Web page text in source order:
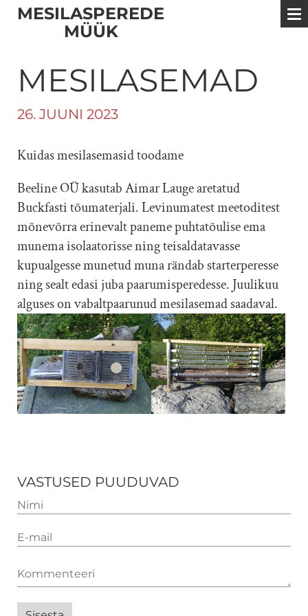
MESILASPEREDE
MÜÜK
MESILASEMAD
26. JUUNI 2023
Kuidas mesilasemasid toodame
Beeline OÜ kasutab Aimar Lauge aretatud
Buckfasti tõumaterjali. Levinumatest meetoditest
mõnevõrra erinevalt paneme puhtatõulise ema
munema isolaatorisse ning teisaldatavasse
kupualgesse munetud muna rändab starterperesse
ning sealt edasi juba paarumisperedesse. Juulikuu
alguses on vabaltpaarunud mesilasemad saadaval.
VASTUSED PUUDUVAD